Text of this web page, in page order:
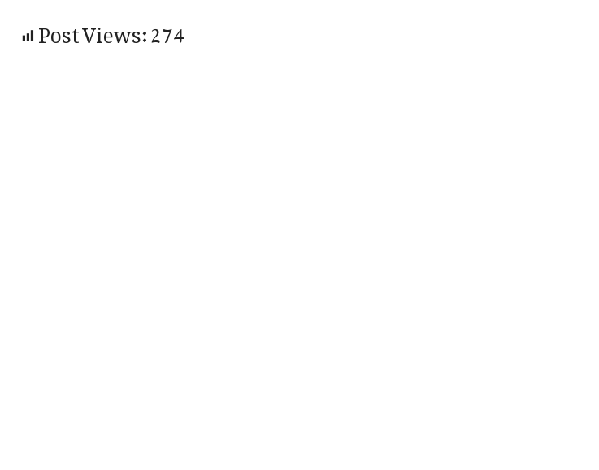
Post Views:274